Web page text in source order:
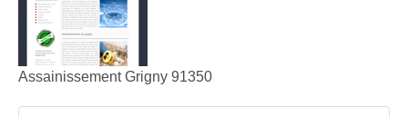
Assainissement Grigny 91350